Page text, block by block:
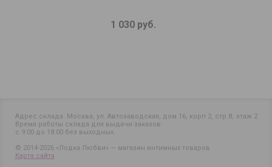
1 030 руб.
Адрес склада: Москва, ул. Автозаводская, дом 16, корп 2, стр 8, этаж 2
Время работы склада для выдачи заказов:
с 9:00 до 18:00 без выходных.
© 2014-2026 «Лодка Любви» — магазин интимных товаров
Карта сайта